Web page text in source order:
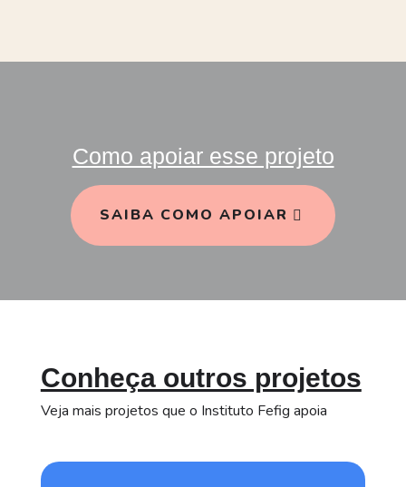
Como apoiar esse projeto
SAIBA COMO APOIAR
Conheça outros projetos
Veja mais projetos que o Instituto Fefig apoia